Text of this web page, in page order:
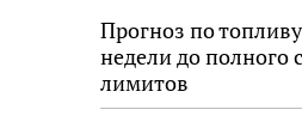
Прогноз по
недели до полного
лимитов